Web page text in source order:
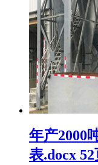
年产2000
表.docx